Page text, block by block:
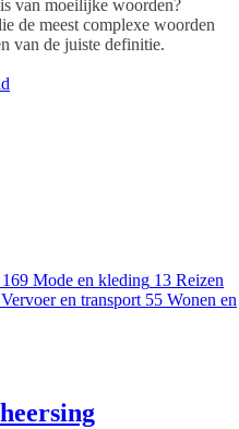
van moeilijke woorden?
de meest complexe woorden
van de juiste definitie.
169 Mode en kleding 13 Reizen
Vervoer en transport 55 Wonen en